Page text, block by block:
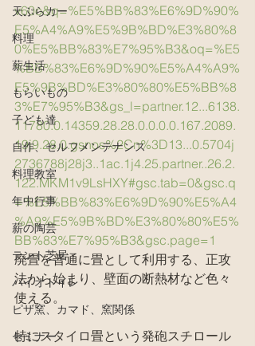
天ぷらカー
料理
薪生活
もらいもの
子ども達
自作、セルフメンテナンス
料理教室
年中行事
薪の陶芸
テント芝居
バイオトイレ
ピザ窯、カマド、窯関係
セミナー
v60o&q=%E5%BB%83%E6%9D%90%
E5%A4%A9%E5%9B%BD%E3%80%8
0%E5%BB%83%E7%95%B3&oq=%E5
%BB%83%E6%9D%90%E5%A4%A9%
E5%9B%BD%E3%80%80%E5%BB%8
3%E7%95%B3&gs_l=partner.12...6138.
11780.0.14359.28.28.0.0.0.0.167.2089.
19j9.28.0.gsnos%2Cn%3D13...0.5704j
2736788j28j3..1ac.1j4.25.partner..26.2.
122.MKM1v9LsHXY#gsc.tab=0&gsc.q
=%E5%BB%83%E6%9D%90%E5%A4
%A9%E5%9B%BD%E3%80%80%E5%
BB%83%E7%95%B3&gsc.page=1
廃畳を普通に畳として利用する、正攻
法から始まり、壁面の断熱材など色々
使える。
特にスタイロ畳という発砲スチロール